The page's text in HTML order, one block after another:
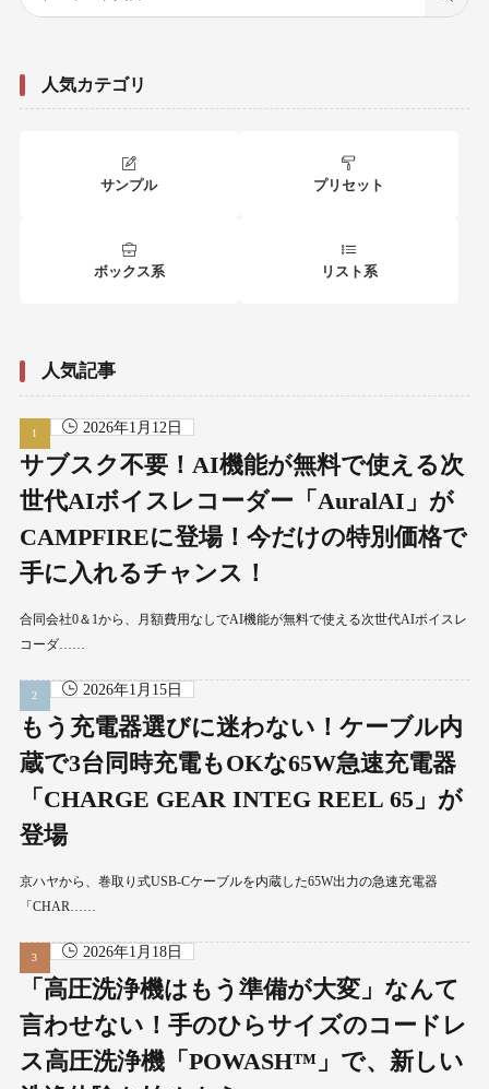
人気カテゴリ
サンプル プリセット
ボックス系 リスト系
人気記事
2026年1月12日
サブスク不要！AI機能が無料で使える次
世代AIボイスレコーダー「AuralAI」が
CAMPFIREに登場！今だけの特別価格で
手に入れるチャンス！
合同会社0＆1から、月額費用なしでAI機能が無料で使える次世代AIボイスレ
コーダ……
2026年1月15日
もう充電器選びに迷わない！ケーブル内
蔵で3台同時充電もOKな65W急速充電器
「CHARGE GEAR INTEG REEL 65」が
登場
京ハヤから、巻取り式USB-Cケーブルを内蔵した65W出力の急速充電器
「CHAR……
2026年1月18日
「高圧洗浄機はもう準備が大変」なんて
言わせない！手のひらサイズのコードレ
ス高圧洗浄機「POWASH™」で、新しい